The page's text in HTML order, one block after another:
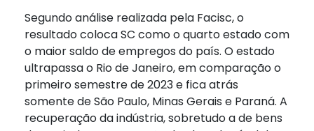
Segundo análise realizada pela Facisc, o
resultado coloca SC como o quarto estado com
o maior saldo de empregos do país. O estado
ultrapassa o Rio de Janeiro, em comparação o
primeiro semestre de 2023 e fica atrás
somente de São Paulo, Minas Gerais e Paraná. A
recuperação da indústria, sobretudo a de bens